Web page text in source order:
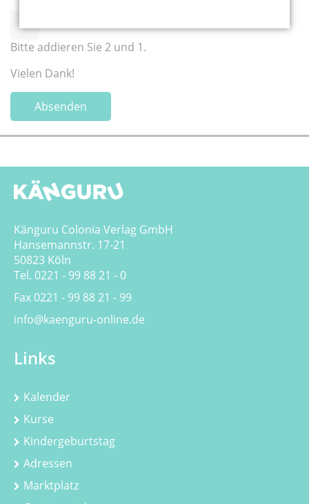
Bitte addieren Sie 2 und 1.
Vielen Dank!
Absenden
Känguru Colonia Verlag GmbH
Hansemannstr. 17-21
50823 Köln
Tel. 0221 - 99 88 21 - 0
Fax 0221 - 99 88 21 - 99
info@kaenguru-online.de
Links
Kalender
Kurse
Kindergeburtstag
Adressen
Marktplatz